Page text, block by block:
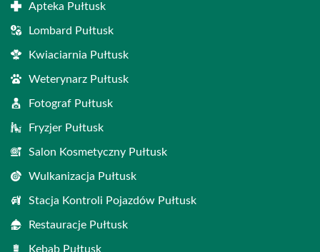
Apteka Pułtusk
Lombard Pułtusk
Kwiaciarnia Pułtusk
Weterynarz Pułtusk
Fotograf Pułtusk
Fryzjer Pułtusk
Salon Kosmetyczny Pułtusk
Wulkanizacja Pułtusk
Stacja Kontroli Pojazdów Pułtusk
Restauracje Pułtusk
Kebab Pułtusk